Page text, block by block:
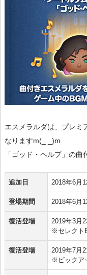
エスメラルダは、プレミ
なりますm(_ _)m
「ゴッド・ヘルプ」の曲
追加日 2018年6月
登場期間 2018年6月
復活登場
2019年3月
※セレクト
復活登場
2019年7月
※ピックア